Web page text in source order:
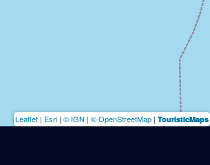
Leaflet | Esri | © IGN | © OpenStreetMap | TouristicMaps